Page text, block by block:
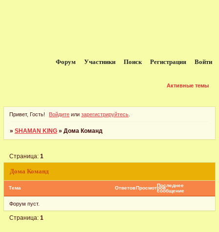
Форум Участники Поиск Регистрация Войти
Активные темы
Привет, Гость! Войдите илизарегистрируйтесь
» SHAMAN KING » Дома Команд
Дома Команд
Страница: 1
Тема ОтветовПросмотровПоследнее
сообщение
Форум пуст.
Страница: 1